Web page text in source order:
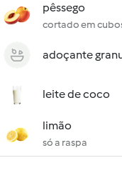
pêssego
cortado em
adoçante
leite de coco
limão
só a raspa